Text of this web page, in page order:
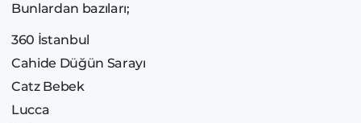
Bunlardan bazıları;
360 İstanbul
Cahide Düğün Sarayı
Catz Bebek
Lucca